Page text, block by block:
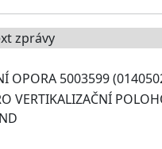
zprávy
OPORA 5003599
VERTIKALIZAČNÍ